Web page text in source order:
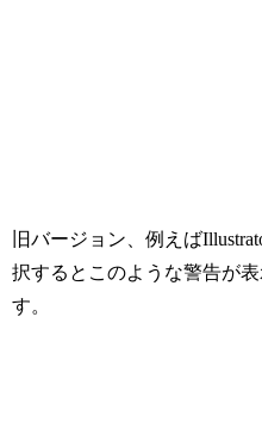
旧バージョン、例えば
択するとこのような警告が表
す。